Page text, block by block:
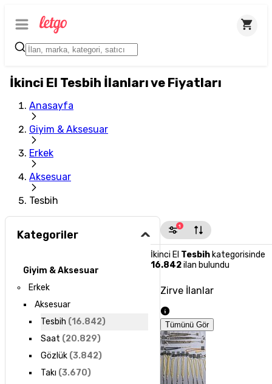
İkinci El Tesbih İlanları ve Fiyatları
Anasayfa
Giyim & Aksesuar
Erkek
Aksesuar
Tesbih
Kategoriler
Giyim & Aksesuar
Erkek
Aksesuar
Tesbih (16.842)
Saat (20.829)
Gözlük(3.842)
Takı (3.670)
1
İkinci El Tesbihkategorisinde
16.842ilan bulundu
Zirve İlanlar
Tümünü Gör